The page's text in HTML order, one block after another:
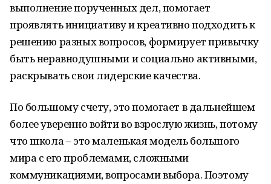
выполнение порученных дел, помогает
проявлять инициативу и креативно подходить к
решению разных вопросов, формирует привычку
быть неравнодушными и социально активными,
раскрывать свои лидерские качества.
По большому счету, это помогает в дальнейшем
более уверенно войти во взрослую жизнь, потому
что школа – это маленькая модель большого
мира с его проблемами, сложными
коммуникациями, вопросами выбора. Поэтому